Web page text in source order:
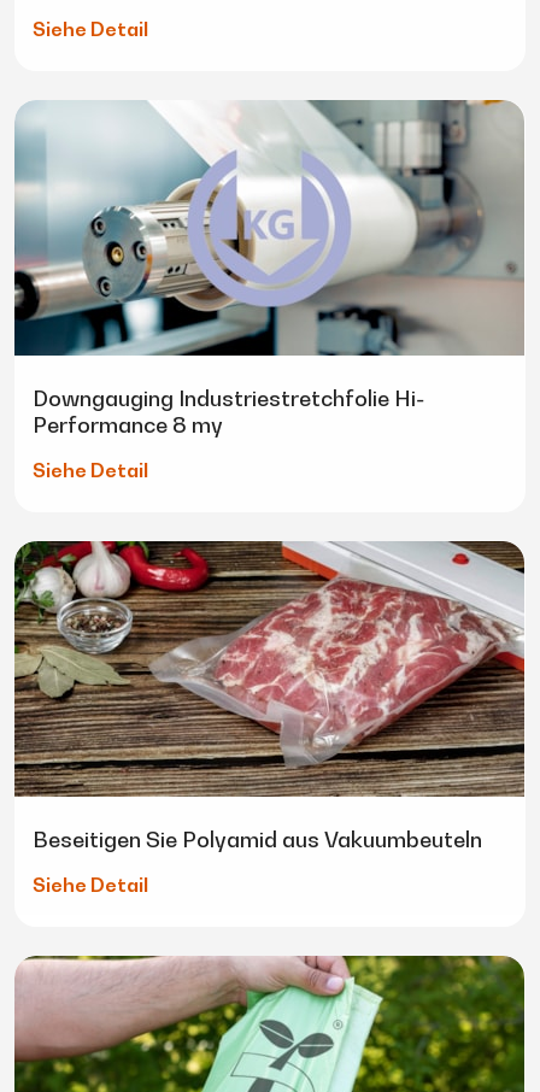
Siehe Detail
Downgauging Industriestretchfolie Hi-
Performance 8 my
Siehe Detail
Beseitigen Sie Polyamid aus Vakuumbeuteln
Siehe Detail